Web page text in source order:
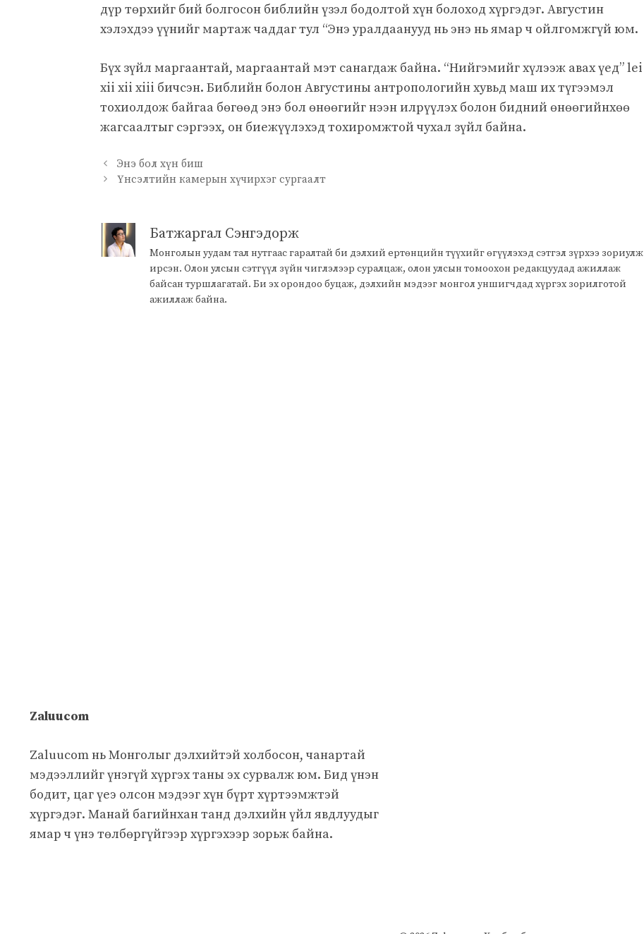
дүр төрхийг бий болгосон библийн үзэл бодолтой хүн болоход хүргэдэг. Августин
хэлэхдээ үүнийг мартаж чаддаг тул “Энэ уралдаанууд нь энэ нь ямар ч ойлгомжгүй юм.
Бүх зүйл маргаантай, маргаантай мэт санагдаж байна. “Нийгэмийг хүлээж авах үед” lei
xii xii xiii бичсэн. Библийн болон Августины антропологийн хувьд маш их түгээмэл
тохиолдож байгаа бөгөөд энэ бол өнөөгийг нээн илрүүлэх болон бидний өнөөгийнхөө
жагсаалтыг сэргээх, он биежүүлэхэд тохиромжтой чухал зүйл байна.
Энэ бол хүн биш
Үнсэлтийн камерын хүчирхэг сургаалт
Батжаргал Сэнгэдорж
Монголын уудам тал нутгаас гаралтай би дэлхий ертөнцийн түүхийг өгүүлэхэд сэтгэл зүрхээ зориулж
ирсэн. Олон улсын сэтгүүл зүйн чиглэлээр суралцаж, олон улсын томоохон редакцуудад ажиллаж
байсан туршлагатай. Би эх орондоо буцаж, дэлхийн мэдээг монгол уншигчдад хүргэх зорилготой
ажиллаж байна.
Zaluucom
Zaluucom нь Монголыг дэлхийтэй холбосон, чанартай
мэдээллийг үнэгүй хүргэх таны эх сурвалж юм. Бид үнэн
бодит, цаг үеэ олсон мэдээг хүн бүрт хүртээмжтэй
хүргэдэг. Манай багийнхан танд дэлхийн үйл явдлуудыг
ямар ч үнэ төлбөргүйгээр хүргэхээр зорьж байна.